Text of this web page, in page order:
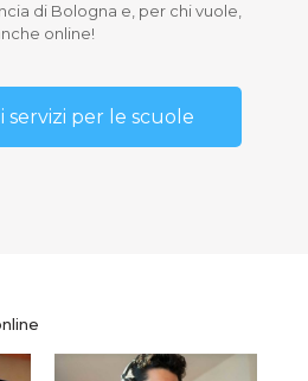
di Bologna e, per chi vuole,
online!
servizi per le scuole